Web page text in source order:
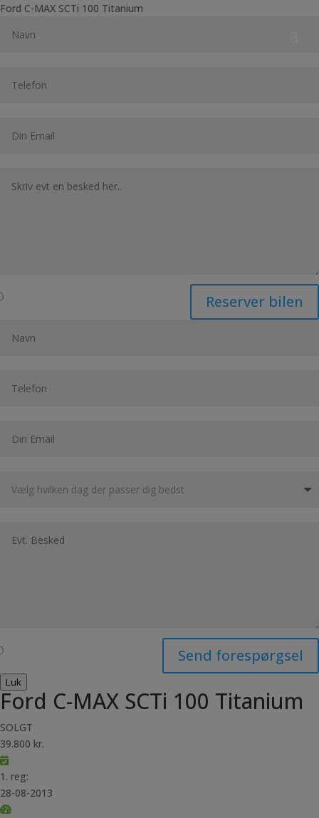
Ford C-MAX SCTi 100 Titanium
Reserver bilen
Send forespørgsel
Luk
Ford C-MAX SCTi 100 Titanium
SOLGT
39.800 kr.
1. reg:
28-08-2013